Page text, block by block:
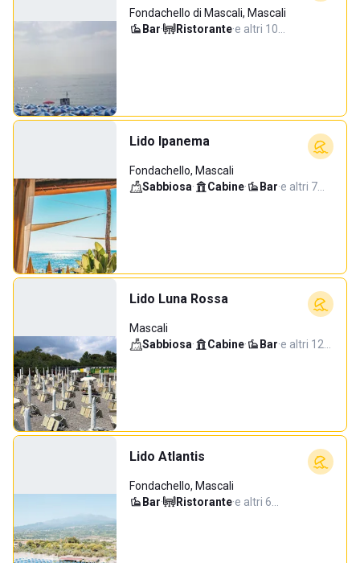
Fondachello di Mascali, Mascali
Bar· Ristorante·e altri 10…
Lido Ipanema
Fondachello, Mascali
Sabbiosa· Cabine· Bar·e altri 7…
Lido Luna Rossa
Mascali
Sabbiosa· Cabine· Bar·e altri 12…
Lido Atlantis
Fondachello, Mascali
Bar· Ristorante·e altri 6…